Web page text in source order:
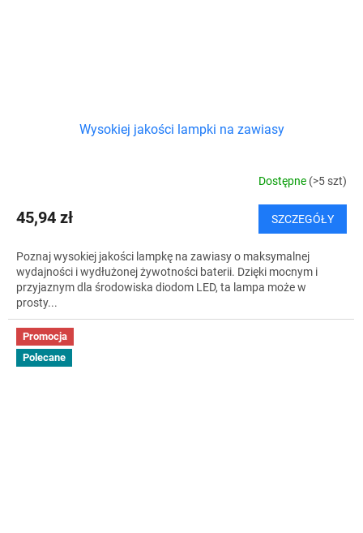
Wysokiej jakości lampki na zawiasy
Dostępne (>5 szt)
45,94 zł SZCZEGÓŁY
Poznaj wysokiej jakości lampkę na zawiasy o maksymalnej
wydajności i wydłużonej żywotności baterii. Dzięki mocnym i
przyjaznym dla środowiska diodom LED, ta lampa może w
prosty...
Promocja
Polecane